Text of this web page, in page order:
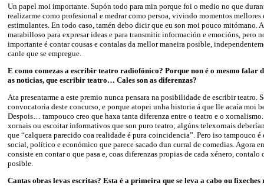
Un papel moi importante. Supón todo para min porque foi o medio no que
realizarme como profesional e medrar como persoa, vivindo momentos mellores
estimulantes. En todo caso, tamén debo dicir que eu son moi pouco mitómano.
marabilloso para expresar ideas e para transmitir información e emocións, pero
importante é contar cousas e contalas da mellor maneira posible,
canle que se empregue.
E como comezas a escribir teatro radiofónico? Porque non é o mesmo falar
as noticias, que escribir teatro… Cales son as diferenzas?
Ata presentarme a este premio nunca pensara na posibilidade de escribir teatro.
convocatoria deste concurso, e porque atopei unha historia á que lle acaía moi
Despois… tampouco creo que haxa tanta diferenza entre o teatro e o
xornais ou escoitar informativos que son puro teatro; algúns telexornais
que “calquera parecido coa realidade é pura coincidencia”. Pero iso tampouco
social, político e económico que parece sacado dun curral de comedias. Agora
consiste en contar o que pasa e, coas diferenzas propias de cada xénero, contalo
posible.
Cantas obras levas escritas? Esta é a primeira que se leva a cabo ou